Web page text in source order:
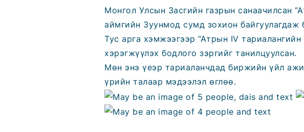
Монгол Улсын Засгийн газрын санаачилсан
аймгийн Зуунмод сумд зохион байгуулагдаж
Тус арга хэмжээгээр “Атрын IV
хэрэгжүүлэх бодлого зэргийг танилцуулсан.
Мөн энэ үеэр тариаланчдад биржийн үйл
үрийн талаар мэдээлэл өглөө.